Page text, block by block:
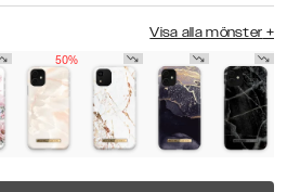
Visa alla mönster +
50%